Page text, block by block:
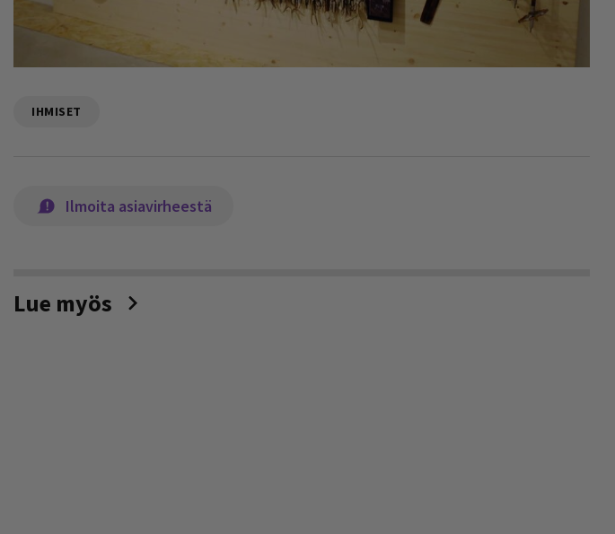
IHMISET
Ilmoita asiavirheestä
Lue myös